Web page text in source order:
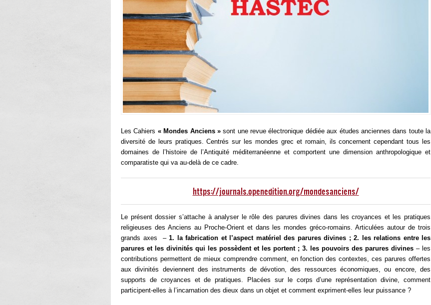
LesCahiers « Mondes Anciens »sont une revue électronique dédiée aux études anciennes dans toute la
diversité de leurs pratiques. Centrés sur les mondes grec et romain, ils concernent cependant tous les
domaines de l’histoire de l’Antiquité méditerranéenne et comportent une dimension anthropologique et
comparatiste qui va au-delà de ce cadre.
https://journals.openedition.org/mondesanciens/
Le présent dossier s’attache à analyser le rôle des parures divines dans les croyances et les pratiques
religieuses des Anciens au Proche-Orient et dans les mondes gréco-romains. Articulées autour de trois
grands axes – 1. la fabrication et l’aspect matériel des parures divines ; 2. les relations entre les
parures et les divinités qui les possèdent et les portent ; 3. les pouvoirs des parures divines – les
contributions permettent de mieux comprendre comment, en fonction des contextes, ces parures offertes
aux divinités deviennent des instruments de dévotion, des ressources économiques, ou encore, des
supports de croyances et de pratiques. Placées sur le corps d’une représentation divine, comment
participent-elles à l’incarnation des dieux dans un objet et comment expriment-elles leur puissance ?